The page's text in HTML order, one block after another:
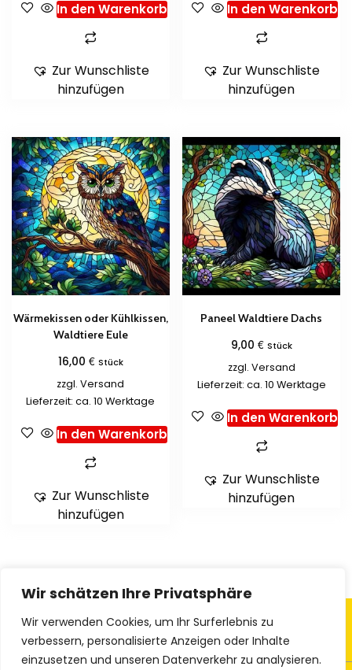
Wir schätzen Ihre Privatsphäre
Wir verwenden Cookies, um Ihr Surferlebnis zu
verbessern, personalisierte Anzeigen oder Inhalte
einzusetzen und unseren Datenverkehr zu analysieren.
In den Warenkorb
Zur Wunschliste
hinzufügen
In den Warenkorb
Zur Wunschliste
hinzufügen
Wärmekissen oder Kühlkissen,
Waldtiere Eule
16,00 € Stück
zzgl.Versand
Lieferzeit: ca. 10 Werktage
In den Warenkorb
Zur Wunschliste
hinzufügen
Paneel Waldtiere Dachs
9,00 € Stück
zzgl. Versand
Lieferzeit: ca. 10 Werktage
In den Warenkorb
Zur Wunschliste
hinzufügen